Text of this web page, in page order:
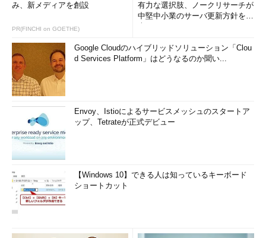
み、新メディアを創設
PR(FINCHI on GOETHE)
有力な選択肢、ノークリサーチが
中堅中小業のサーバ更新方針を調
Google Cloudのハイブリッドソリューション「Clou
d Services Platform」はどうなるのか聞い...
Envoy、Istioによるサービスメッシュのスタートア
ップ、Tetrateが正式デビュー
【Windows 10】できる人は知っているキーボード
ショートカット